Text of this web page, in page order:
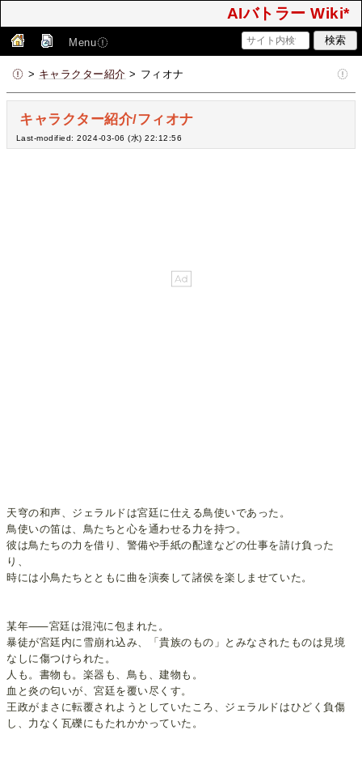
AIバトラー Wiki*
Menu
> キャラクター紹介 > フィオナ
キャラクター紹介/フィオナ
Last-modified: 2024-03-06 (水) 22:12:56
天穹の和声、ジェラルドは宮廷に仕える鳥使いであった。
鳥使いの笛は、鳥たちと心を通わせる力を持つ。
彼は鳥たちの力を借り、警備や手紙の配達などの仕事を請け負った
り、
時には小鳥たちとともに曲を演奏して諸侯を楽しませていた。
某年⸺宮廷は混沌に包まれた。
暴徒が宮廷内に雪崩れ込み、「貴族のもの」とみなされたものは見境
なしに傷つけられた。
人も。書物も。楽器も、鳥も、建物も。
血と炎の匂いが、宮廷を覆い尽くす。
王政がまさに転覆されようとしていたころ、ジェラルドはひどく負傷
し、力なく瓦礫にもたれかかっていた。